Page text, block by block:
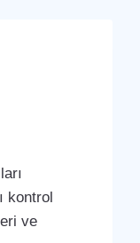
kontrol
ve